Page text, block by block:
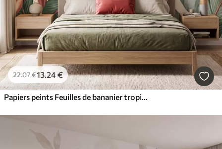
22.07€13.24€
Papiers peints Feuilles de bananier tropicales ornées de grappes de baies de café rouges, style aquarelle